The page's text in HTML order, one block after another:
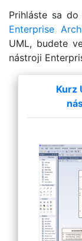
Prihláste sa do
Enterprise
UML, budete
nástroji
Kurz